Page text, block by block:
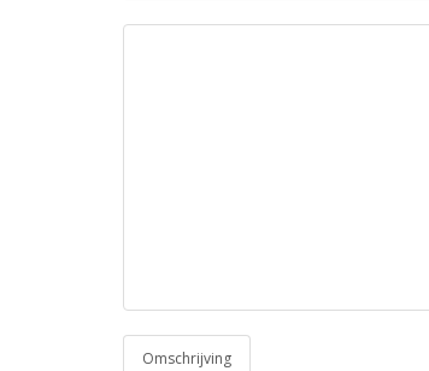
Omschrijving